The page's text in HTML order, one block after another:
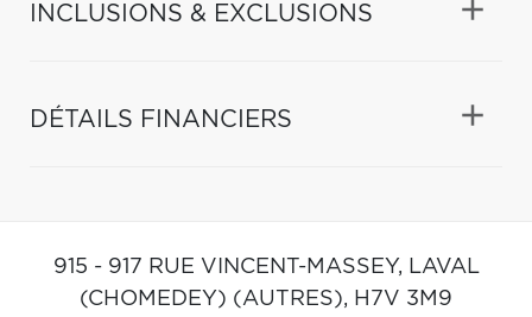
INCLUSIONS & EXCLUSIONS
DÉTAILS FINANCIERS
915 - 917 RUE VINCENT-MASSEY, LAVAL
(CHOMEDEY) (AUTRES), H7V 3M9